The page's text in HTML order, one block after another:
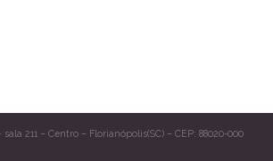
211 – Centro – Florianópolis(SC) – CEP: 88020-000